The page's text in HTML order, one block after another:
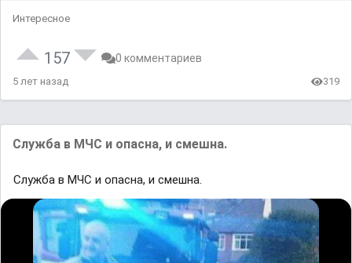
Интересное
157 0 комментариев
5 лет назад 319
Служба в МЧС и опасна, и смешна.
Служба в МЧС и опасна, и смешна.